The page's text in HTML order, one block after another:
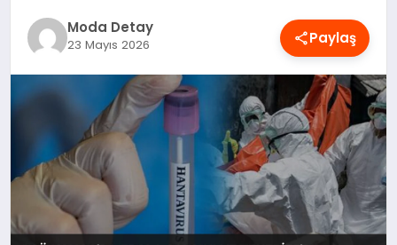
SAĞLIK
SPOR
TEKNOLOJI
YAŞAM
Moda Detay
23 Mayıs 2026 Paylaş